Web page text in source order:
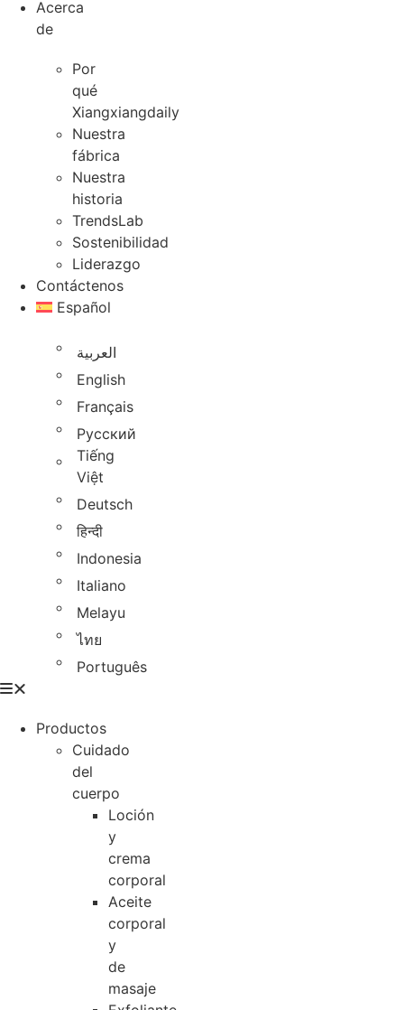
Acerca
de
Por
qué
Xiangxiangdaily
Nuestra
fábrica
Nuestra
historia
TrendsLab
Sostenibilidad
Liderazgo
Contáctenos
Español
العربية
English
Français
Русский
Tiếng
Việt
Deutsch
हिन्दी
Indonesia
Italiano
Melayu
ไทย
Português
Productos
Cuidado
del
cuerpo
Loción
y
crema
corporal
Aceite
corporal
y
de
masaje